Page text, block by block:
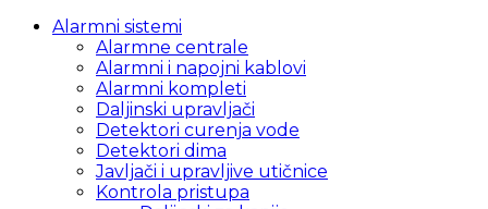
Alarmni sistemi
Alarmne centrale
Alarmni i napojni kablovi
Alarmni kompleti
Daljinski upravljači
Detektori curenja vode
Detektori dima
Javljači i upravljive utičnice
Kontrola pristupa